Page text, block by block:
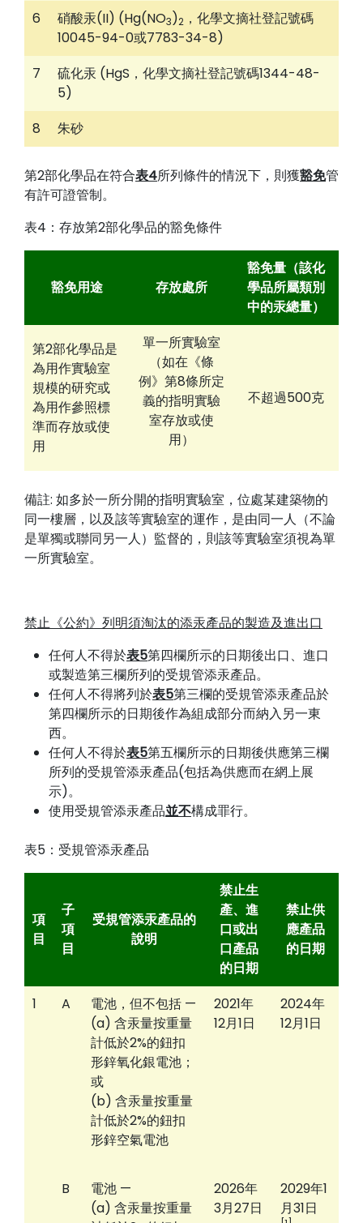
6
硝酸汞(II) (Hg(NO3)2 ，化學文摘社登記號碼
10045-94-0或7783-34-8)
7
硫化汞 (HgS，化學文摘社登記號碼1344-48-
5)
8
朱砂
第2部化學品在符合表4所列條件的情況下，則獲豁免管
有許可證管制。
表4：存放第2部化學品的豁免條件
豁免用途 存放處所
豁免量（該化
學品所屬類別
中的汞總量）
第2部化學品是
為用作實驗室
規模的研究或
為用作參照標
準而存放或使
用
單一所實驗室
（如在《條
例》第8條所定
義的指明實驗
室存放或使
用）
不超過500克
備註: 如多於一所分開的指明實驗室，位處某建築物的
同一樓層，以及該等實驗室的運作，是由同一人（不論
是單獨或聯同另一人）監督的，則該等實驗室須視為單
一所實驗室。
禁止《公約》列明須淘汰的添汞產品的製造及進出口
任何人不得於表5第四欄所示的日期後出口、進口
或製造第三欄所列的受規管添汞產品。
任何人不得將列於表5第三欄的受規管添汞產品於
第四欄所示的日期後作為組成部分而納入另一東
西。
任何人不得於表5第五欄所示的日期後供應第三欄
所列的受規管添汞產品(包括為供應而在網上展
示)。
使用受規管添汞產品並不構成罪行。
表5：受規管添汞產品
項
目
子
項
目
受規管添汞產品的
說明
禁止生
產、進
口或出
口產品
的日期
禁止供
應產品
的日期
1 A
電池，但不包括 —
(a) 含汞量按重量
計低於2%的鈕扣
形鋅氧化銀電池；
或
(b) 含汞量按重量
計低於2%的鈕扣
形鋅空氣電池
2021年
12月1日
2024年
12月1日
B
電池 —
(a) 含汞量按重量
2026年
3月27日
2029年1
月31日